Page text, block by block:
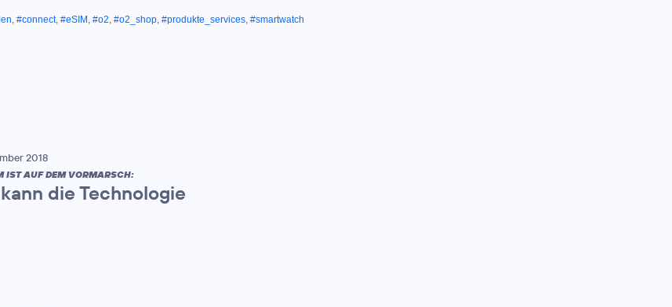
, #connect, #eSIM , #o2, #o2_shop, #produkte_services, #smartwatch
2018
IST AUF DEM VORMARSCH:
die Technologie